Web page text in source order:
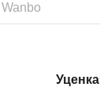
Wanbo
Уценка